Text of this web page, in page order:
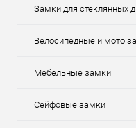
Замки для стеклянных
Велосипедные и мото
Мебельные замки
Сейфовые замки